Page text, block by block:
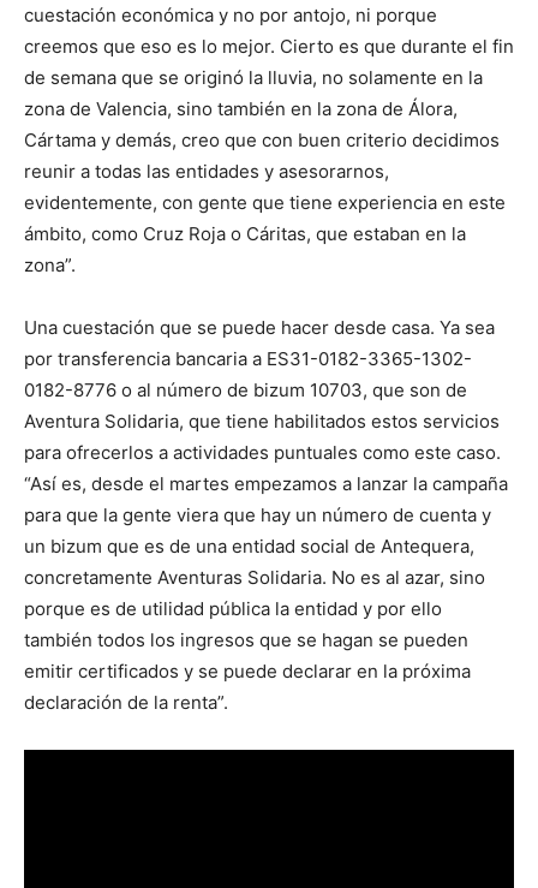
cuestación económica y no por antojo, ni porque
creemos que eso es lo mejor. Cierto es que durante el fin
de semana que se originó la lluvia, no solamente en la
zona de Valencia, sino también en la zona de Álora,
Cártama y demás, creo que con buen criterio decidimos
reunir a todas las entidades y asesorarnos,
evidentemente, con gente que tiene experiencia en este
ámbito, como Cruz Roja o Cáritas, que estaban en la
zona”.
Una cuestación que se puede hacer desde casa. Ya sea
por transferencia bancaria a ES31-0182-3365-1302-
0182-8776 o al número de bizum 10703, que son de
Aventura Solidaria, que tiene habilitados estos servicios
para ofrecerlos a actividades puntuales como este caso.
“Así es, desde el martes empezamos a lanzar la campaña
para que la gente viera que hay un número de cuenta y
un bizum que es de una entidad social de Antequera,
concretamente Aventuras Solidaria. No es al azar, sino
porque es de utilidad pública la entidad y por ello
también todos los ingresos que se hagan se pueden
emitir certificados y se puede declarar en la próxima
declaración de la renta”.